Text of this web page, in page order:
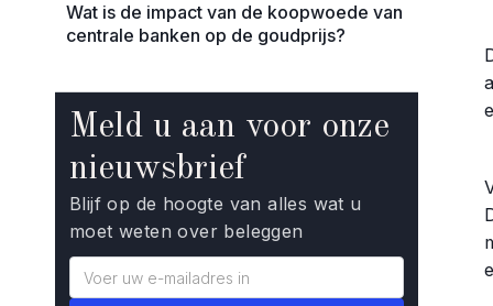
Wat is de impact van de koopwoede van
centrale banken op de goudprijs?
Meld u aan voor onze
nieuwsbrief
Blijf op de hoogte van alles wat u
moet weten over beleggen